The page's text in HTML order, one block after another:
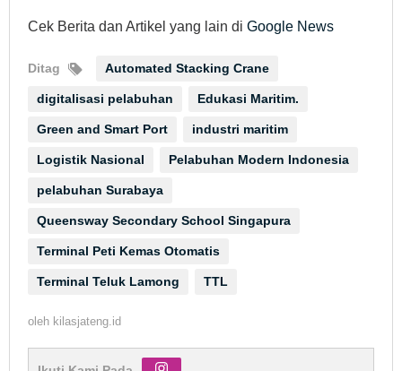
Cek Berita dan Artikel yang lain di Google News
Ditag Automated Stacking Crane
digitalisasi pelabuhan Edukasi Maritim.
Green and Smart Port industri maritim
Logistik Nasional Pelabuhan Modern Indonesia
pelabuhan Surabaya
Queensway Secondary School Singapura
Terminal Peti Kemas Otomatis
Terminal Teluk Lamong TTL
oleh kilasjateng.id